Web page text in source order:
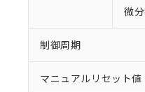
微
制御周期
マニュアルリセット値